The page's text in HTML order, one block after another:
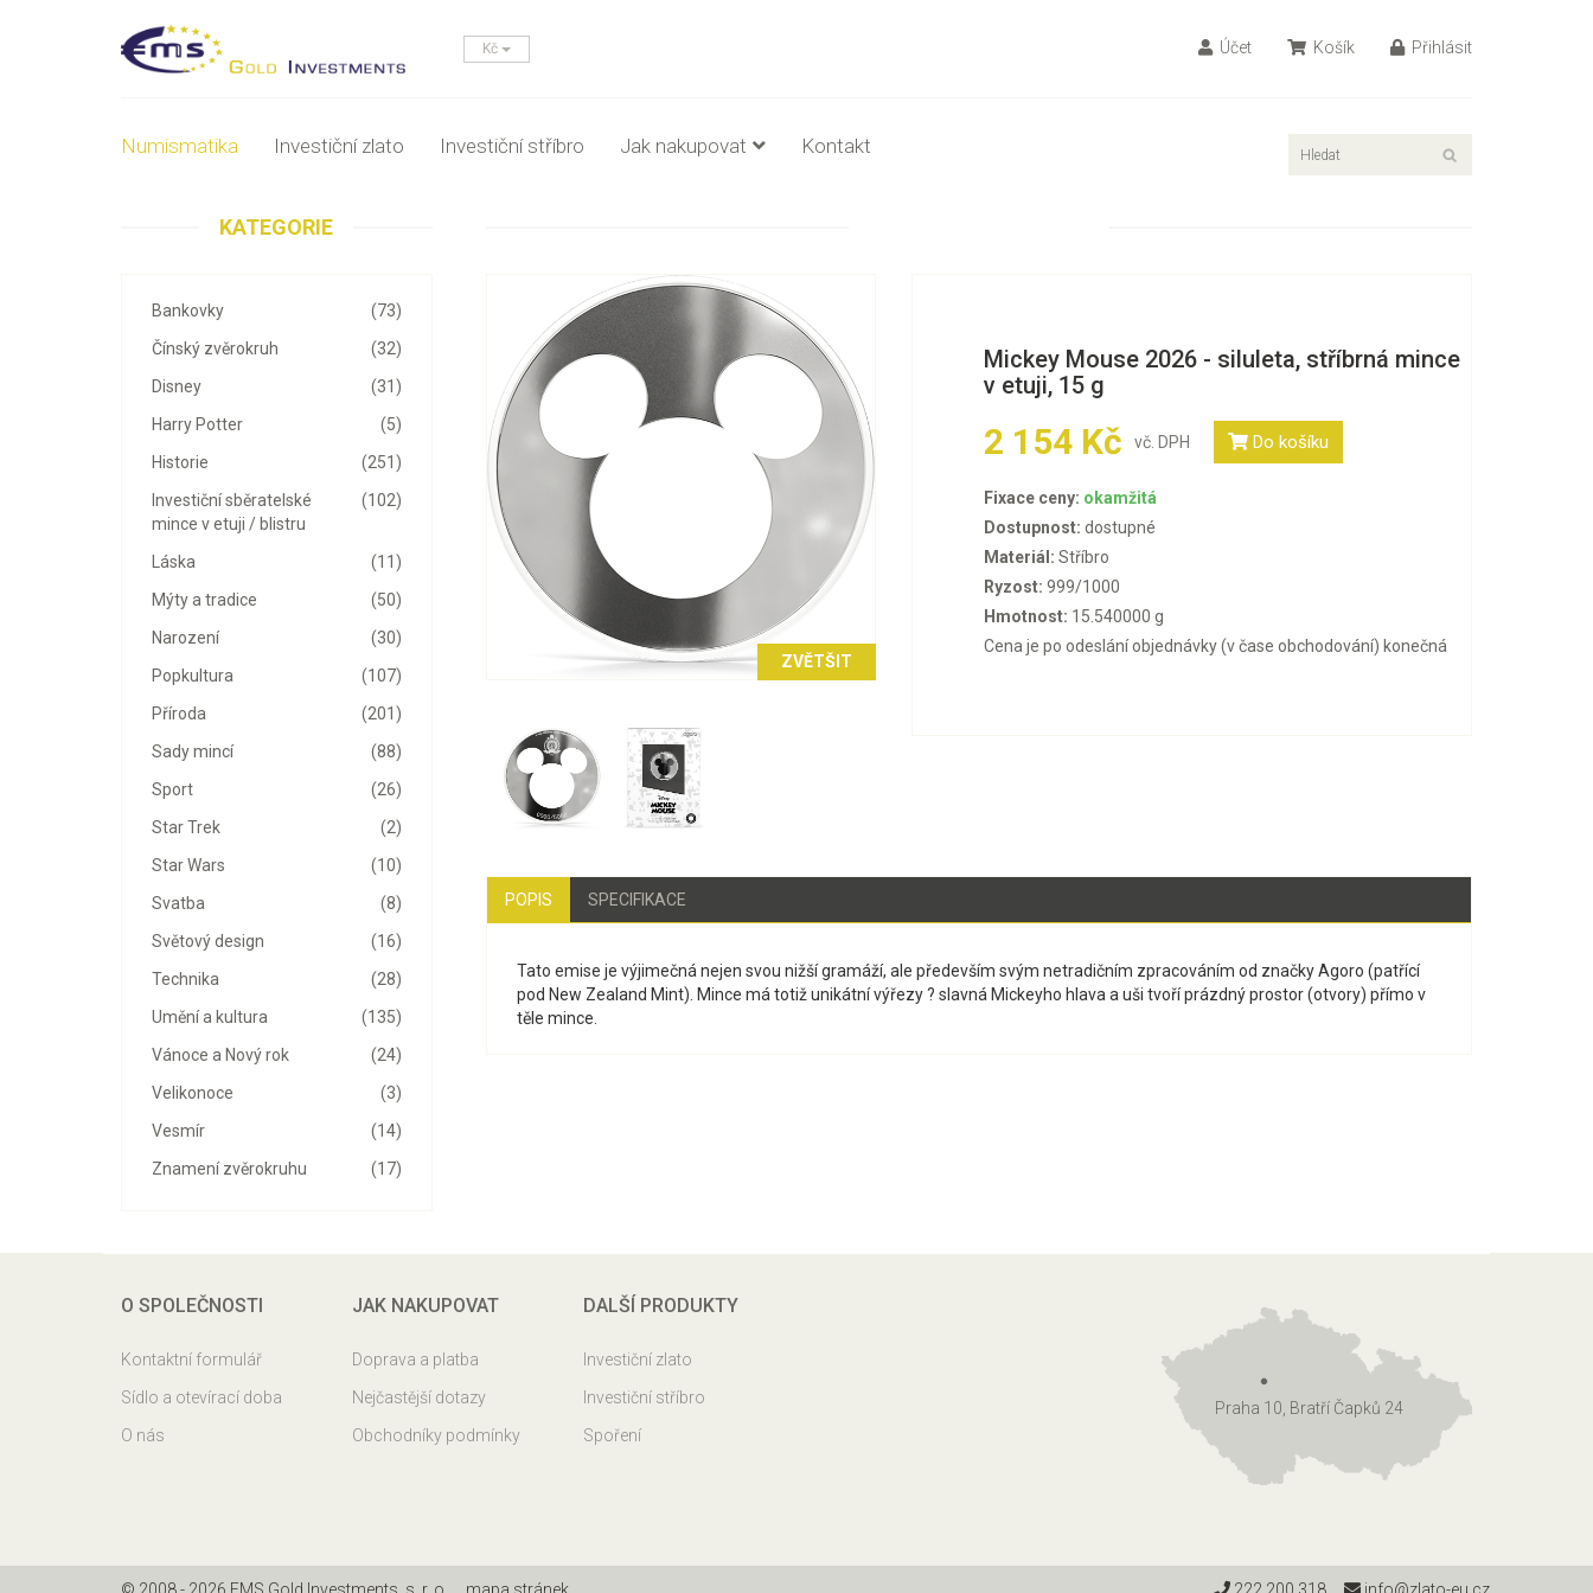
Kč Účet Košík Přihlásit
Numismatika Investiční zlato Investiční stříbro Jak nakupovat Kontakt
KATEGORIE
(73)
Bankovky
(32)
Čínský zvěrokruh
(31)
Disney
(5)
Harry Potter
(251)
Historie
(102)
Investiční sběratelské
mince v etuji / blistru
(11)
Láska
(50)
Mýty a tradice
(30)
Narození
(107)
Popkultura
(201)
Příroda
(88)
Sady mincí
(26)
Sport
(2)
Star Trek
(10)
Star Wars
(8)
Svatba
(16)
Světový design
(28)
Technika
(135)
Umění a kultura
(24)
Vánoce a Nový rok
(3)
Velikonoce
(14)
Vesmír
(17)
Znamení zvěrokruhu
ZVĚTŠIT
Mickey Mouse 2026 - siluleta, stříbrná mince
v etuji, 15 g
2 154 Kč vč. DPH Do košíku
Fixace ceny: okamžitá
Dostupnost: dostupné
Materiál: Stříbro
Ryzost: 999/1000
Hmotnost: 15.540000 g
Cena je po odeslání objednávky (v čase obchodování) konečná
POPIS SPECIFIKACE
Tato emise je výjimečná nejen svou nižší gramáží, ale především svým netradičním zpracováním od značky Agoro (patřící
pod New Zealand Mint). Mince má totiž unikátní výřezy ? slavná Mickeyho hlava a uši tvoří prázdný prostor (otvory) přímo v
těle mince.
O SPOLEČNOSTI
Kontaktní formulář
Sídlo a otevírací doba
O nás
JAK NAKUPOVAT
Doprava a platba
Nejčastější dotazy
Obchodníky podmínky
DALŠÍ PRODUKTY
Investiční zlato
Investiční stříbro
Spoření
Praha 10, Bratří Čapků 24